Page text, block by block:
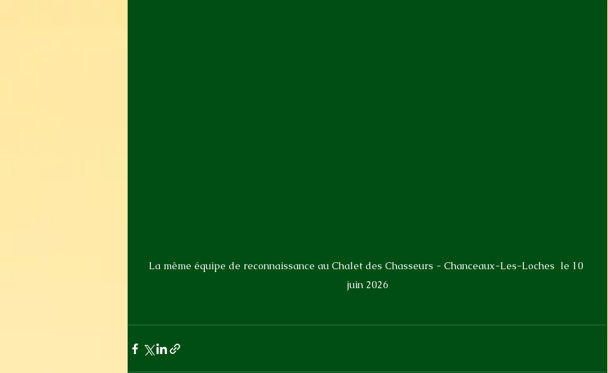
La même équipe de reconnaissance au Chalet des Chasseurs - Chanceaux-Les-Loches  le 10
juin 2026